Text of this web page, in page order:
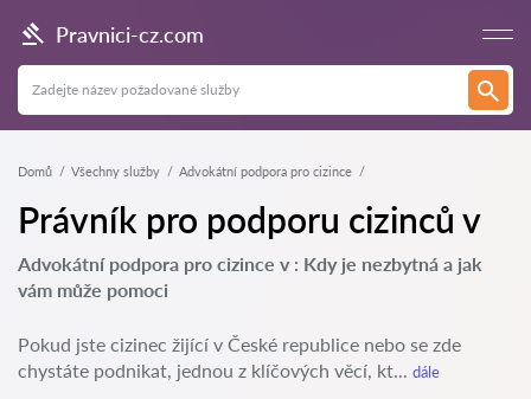
Pravnici-cz.com
Domů Všechny služby Advokátní podpora pro cizince
Právník pro podporu cizinců v
Advokátní podpora pro cizince v : Kdy je nezbytná a jak
vám může pomoci
Pokud jste cizinec žijící v České republice nebo se zde
chystáte podnikat, jednou z klíčových věcí, kt... dále